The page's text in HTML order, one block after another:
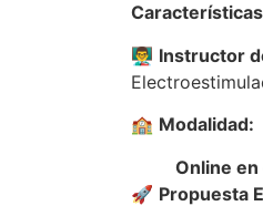
👨‍🏫 Instructor
🏫 Modalidad:
Online
🚀 Propuesta